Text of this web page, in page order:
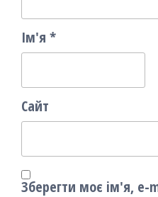
Ім'я *
Сайт
Зберегти моє ім'я, e-